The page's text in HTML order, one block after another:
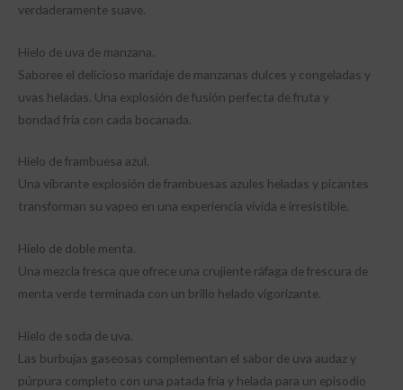
verdaderamente suave.
Hielo de uva de manzana.
Saboree el delicioso maridaje de manzanas dulces y congeladas y
uvas heladas. Una explosión de fusión perfecta de fruta y
bondad fría con cada bocanada.
Hielo de frambuesa azul.
Una vibrante explosión de frambuesas azules heladas y picantes
transforman su vapeo en una experiencia vívida e irresistible.
Hielo de doble menta.
Una mezcla fresca que ofrece una crujiente ráfaga de frescura de
menta verde terminada con un brillo helado vigorizante.
Hielo de soda de uva.
Las burbujas gaseosas complementan el sabor de uva audaz y
púrpura completo con una patada fría y helada para un episodio